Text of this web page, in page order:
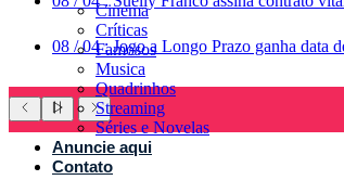
08 / 04 : Jogo a Longo Prazo ganha data
Cinema
Críticas
Famosos
Musica
Quadrinhos
Streaming
Séries e Novelas
Anuncie aqui
Contato